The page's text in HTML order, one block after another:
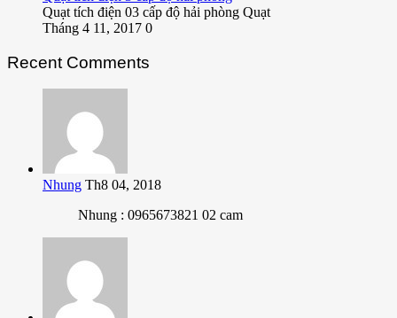
Quạt tích điện 03 cấp độ hải phòng Quạt
Tháng 4 11, 2017 0
Recent Comments
Nhung Th8 04, 2018
Nhung : 0965673821 02 cam